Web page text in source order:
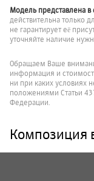
Модель представлена
действительна только
не гарантирует её
уточняйте наличие
Обращаем Ваше
информация и
ни при каких условиях
положениями Статьи
Федерации.
Композиция